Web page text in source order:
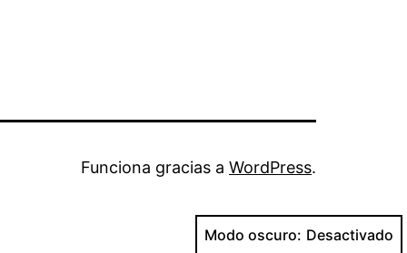
Funciona gracias a WordPress.
Modo oscuro: